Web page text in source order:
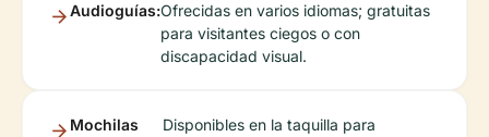
Audioguías:Ofrecidas en varios idiomas; gratuitas
para visitantes ciegos o con
discapacidad visual.
Mochilas
Disponibles en la taquilla para